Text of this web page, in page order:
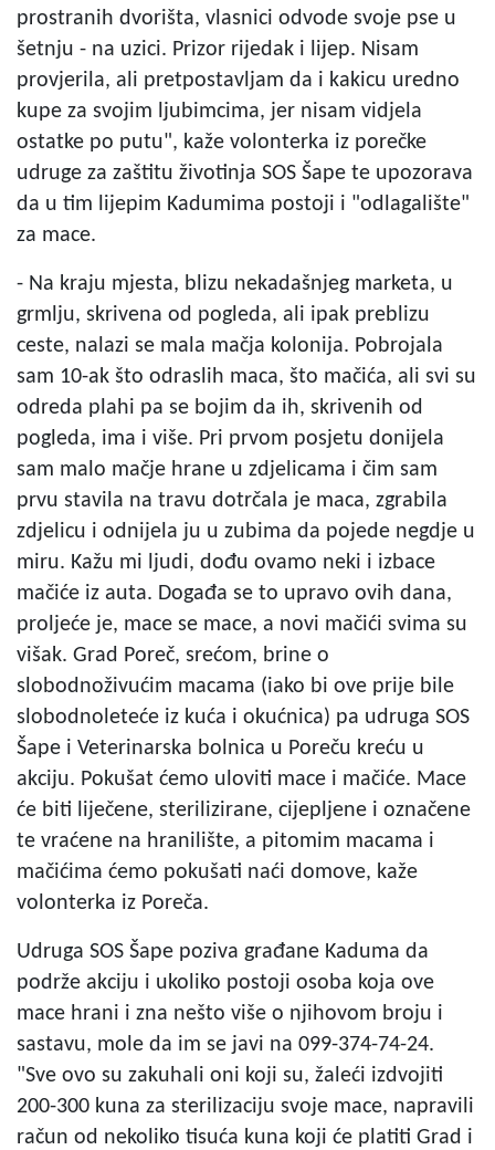
prostranih dvorišta, vlasnici odvode svoje pse u
šetnju - na uzici. Prizor rijedak i lijep. Nisam
provjerila, ali pretpostavljam da i kakicu uredno
kupe za svojim ljubimcima, jer nisam vidjela
ostatke po putu", kaže volonterka iz porečke
udruge za zaštitu životinja SOS Šape te upozorava
da u tim lijepim Kadumima postoji i "odlagalište"
za mace.
- Na kraju mjesta, blizu nekadašnjeg marketa, u
grmlju, skrivena od pogleda, ali ipak preblizu
ceste, nalazi se mala mačja kolonija. Pobrojala
sam 10-ak što odraslih maca, što mačića, ali svi su
odreda plahi pa se bojim da ih, skrivenih od
pogleda, ima i više. Pri prvom posjetu donijela
sam malo mačje hrane u zdjelicama i čim sam
prvu stavila na travu dotrčala je maca, zgrabila
zdjelicu i odnijela ju u zubima da pojede negdje u
miru. Kažu mi ljudi, dođu ovamo neki i izbace
mačiće iz auta. Događa se to upravo ovih dana,
proljeće je, mace se mace, a novi mačići svima su
višak. Grad Poreč, srećom, brine o
slobodnoživućim macama (iako bi ove prije bile
slobodnoleteće iz kuća i okućnica) pa udruga SOS
Šape i Veterinarska bolnica u Poreču kreću u
akciju. Pokušat ćemo uloviti mace i mačiće. Mace
će biti liječene, sterilizirane, cijepljene i označene
te vraćene na hranilište, a pitomim macama i
mačićima ćemo pokušati naći domove, kaže
volonterka iz Poreča.
Udruga SOS Šape poziva građane Kaduma da
podrže akciju i ukoliko postoji osoba koja ove
mace hrani i zna nešto više o njihovom broju i
sastavu, mole da im se javi na 099-374-74-24.
"Sve ovo su zakuhali oni koji su, žaleći izdvojiti
200-300 kuna za sterilizaciju svoje mace, napravili
račun od nekoliko tisuća kuna koji će platiti Grad i